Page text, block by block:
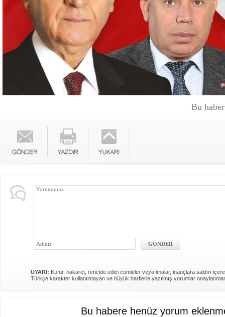
Bu
UYARI: Küfür, hakaret, rencide edici cümleler veya imalar, inançlara saldırı
Türkçe karakter kullanılmayan ve büyük harflerle yazılmış yorumlar
Bu habere henüz yorum